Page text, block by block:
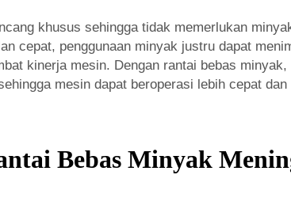
khusus sehingga tidak memerlukan
cepat, penggunaan minyak justru dapat
kinerja mesin. Dengan rantai bebas
mesin dapat beroperasi lebih cepat dan
Bebas Minyak